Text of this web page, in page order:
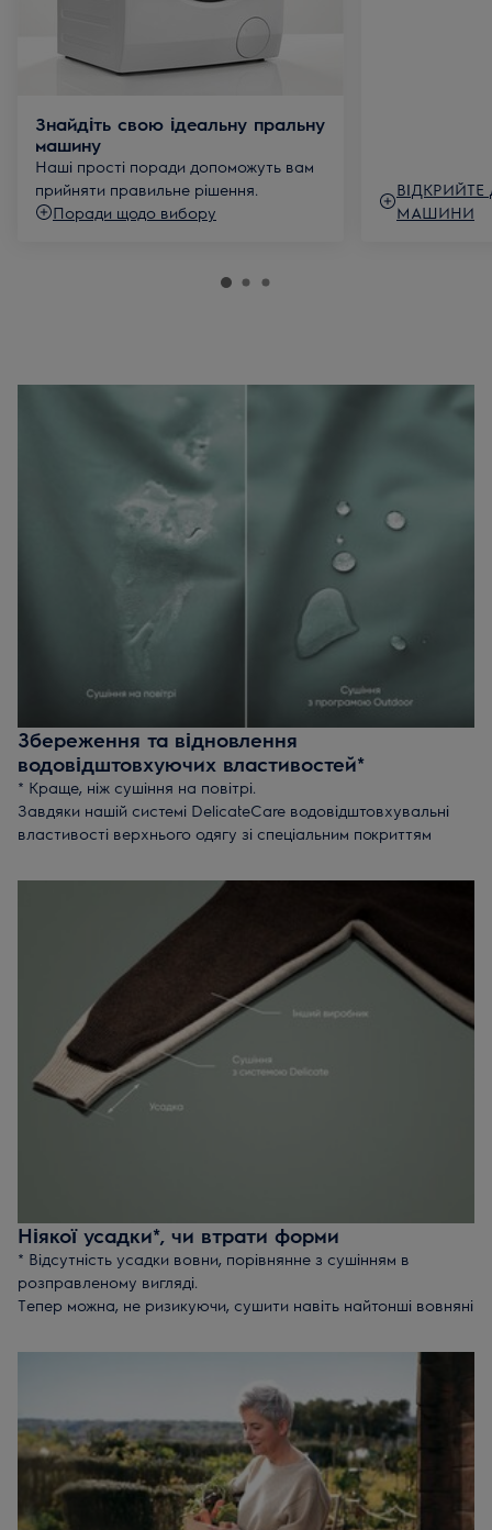
Знайдіть свою ідеальну пральну
машину
Наші прості поради допоможуть вам
прийняти правильне рішення.
Поради щодо вибору
ВІДКРИЙТЕ
МАШИНИ
Збереження та відновлення
водовідштовхуючих властивостей*
* Краще, ніж сушіння на повітрі.
Завдяки нашій системі DelicateCare водовідштовхувальні
властивості верхнього одягу зі спеціальним покриттям
на повітрі. DelicateCare регулює температуру і рух
барабана для захисту тканини верхнього одягу,
нагріваючи його рівно настільки, наскільки потрібно.
Ніякої усадки*, чи втрати форми
* Відсутність усадки вовни, порівнянне з сушінням в
розправленому вигляді.
Тепер можна, не ризикуючи, сушити навіть найтонші вовняні
не дозволяє вовняним речам скручуватись, щоб уникнути
усадки та втрати форми – порівняно із сушінням у
розправленому вигляді.